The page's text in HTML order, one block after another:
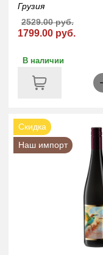
Грузия
1799.00 руб.
2529.00 руб.
В наличии
Скидка
Наш импорт